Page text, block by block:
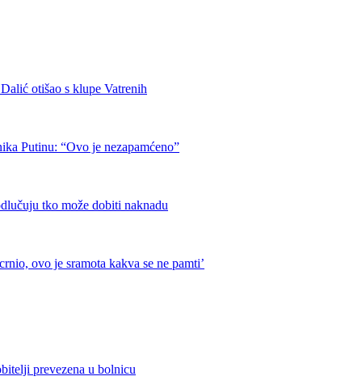
otišao s klupe Vatrenih
Putinu: “Ovo je nezapamćeno”
tko može dobiti naknadu
ovo je sramota kakva se ne pamti’
prevezena u bolnicu